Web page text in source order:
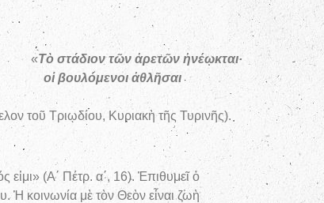
Τὸ στάδιον τῶν ἀρετῶν ἠνέῳκται·
τῆς Τυρινῆς).
εἰμι» (Α΄ Πέτρ. α΄, 16). Ἐπιθυμεῖ ὁ
Ἡ κοινωνία μὲ τὸν Θεὸν εἶναι ζωὴ